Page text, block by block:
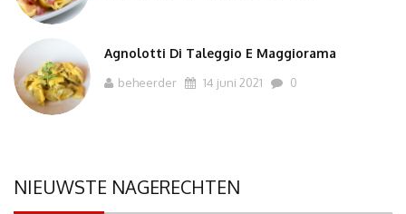
Agnolotti Di Taleggio E Maggiorama
beheerder 14 juni 2021 0
NIEUWSTE NAGERECHTEN